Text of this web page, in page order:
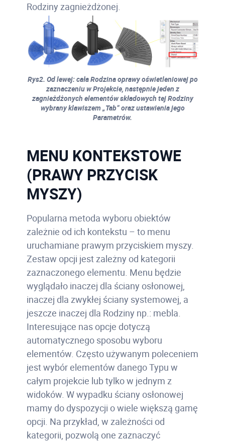
Rodziny zagnieżdżonej.
Rys2. Od lewej: cała Rodzina oprawy oświetleniowej po
zaznaczeniu w Projekcie, następnie jeden z
zagnieżdżonych elementów składowych tej Rodziny
wybrany klawiszem „Tab” oraz ustawienia jego
Parametrów.
MENU KONTEKSTOWE
(PRAWY PRZYCISK
MYSZY)
Popularna metoda wyboru obiektów
zależnie od ich kontekstu – to menu
uruchamiane prawym przyciskiem myszy.
Zestaw opcji jest zależny od kategorii
zaznaczonego elementu. Menu będzie
wyglądało inaczej dla ściany osłonowej,
inaczej dla zwykłej ściany systemowej, a
jeszcze inaczej dla Rodziny np.: mebla.
Interesujące nas opcje dotyczą
automatycznego sposobu wyboru
elementów. Często używanym poleceniem
jest wybór elementów danego Typu w
całym projekcie lub tylko w jednym z
widoków. W wypadku ściany osłonowej
mamy do dyspozycji o wiele większą gamę
opcji. Na przykład, w zależności od
kategorii, pozwolą one zaznaczyć